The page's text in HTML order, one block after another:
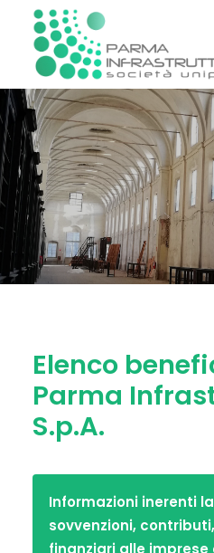
STATUTO E
SOCIETÀ TRASPARENTE
PIATTAFORMA
INFORMAZIONI
CONTATTI
Elenco
Parma
S.p.A.
Informazioni inerenti
sovvenzioni,
finanziari alle